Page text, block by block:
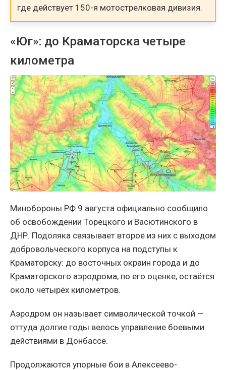
где действует 150-я мотострелковая дивизия.
«Юг»: до Краматорска четыре
километра
Минобороны РФ 9 августа официально сообщило
об освобождении Торецкого и Васютинского в
ДНР. Подоляка связывает второе из них с выходом
добровольческого корпуса на подступы к
Краматорску: до восточных окраин города и до
Краматорского аэродрома, по его оценке, остаётся
около четырёх километров.
Аэродром он называет символической точкой —
оттуда долгие годы велось управление боевыми
действиями в Донбассе.
Продолжаются упорные бои в Алексеево-